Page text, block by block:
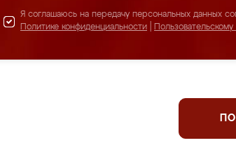
Я соглашаюсь на передачу персональных данных
Политике конфиденциальности